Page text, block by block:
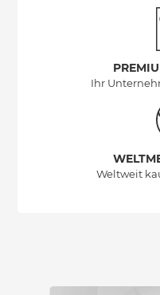
Ihr
Weltweit